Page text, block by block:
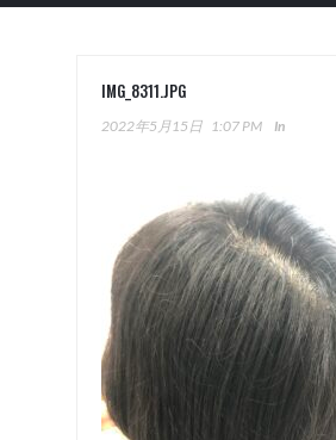
IMG_8311.JPG
2022年5月15日 1:07 PM In